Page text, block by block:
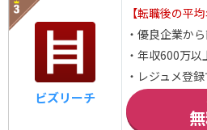
ビズリーチ
【転職後の平
・優良企業か
・年収600万
・レジュメ登